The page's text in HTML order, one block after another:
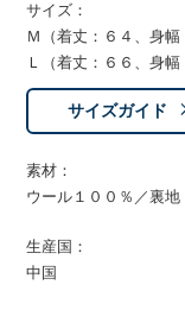
サイズ：
Ｍ（着丈：６４、身幅
Ｌ（着丈：６６、身
サイズガイド
素材：
ウール１００％／裏
生産国：
中国